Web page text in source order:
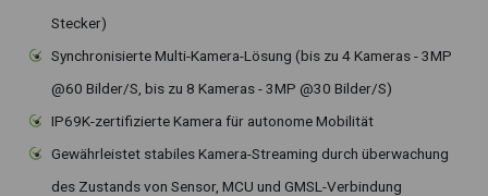
Stecker)
Synchronisierte Multi-Kamera-Lösung (bis zu 4 Kameras - 3MP
@60 Bilder/S, bis zu 8 Kameras - 3MP @30 Bilder/S)
IP69K-zertifizierte Kamera für autonome Mobilität
Gewährleistet stabiles Kamera-Streaming durch überwachung
des Zustands von Sensor, MCU und GMSL-Verbindung